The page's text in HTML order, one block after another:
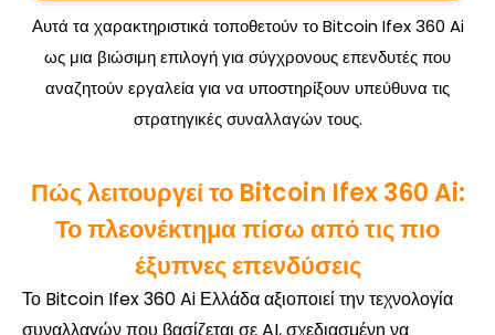
Αυτά τα χαρακτηριστικά τοποθετούν το Bitcoin Ifex 360 Ai
ως μια βιώσιμη επιλογή για σύγχρονους επενδυτές που
αναζητούν εργαλεία για να υποστηρίξουν υπεύθυνα τις
στρατηγικές συναλλαγών τους.
Πώς λειτουργεί το Bitcoin Ifex 360 Ai:
Το πλεονέκτημα πίσω από τις πιο
έξυπνες επενδύσεις
Το Bitcoin Ifex 360 Ai Ελλάδα αξιοποιεί την τεχνολογία